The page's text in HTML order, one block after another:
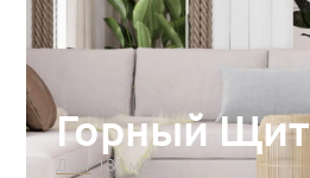
Горный Щит
Дом, 180 м2